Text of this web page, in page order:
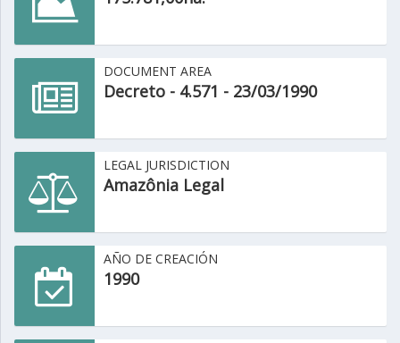
DOCUMENT AREA
Decreto - 4.571 - 23/03/1990
LEGAL JURISDICTION
Amazônia Legal
AÑO DE CREACIÓN
1990